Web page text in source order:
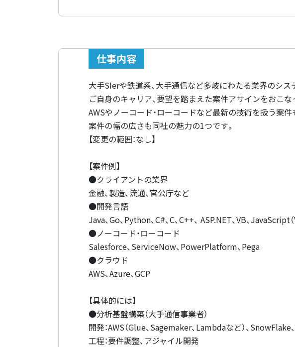
仕事内容
大手SIerや鉄道系、大手通信など多岐にわたる業界のシス
ご自身のキャリア、要望を踏まえた案件アサインをおこな
AWSやノーコード・ローコードなど最新の技術を扱う案件
案件の幅の広さも同社の魅力の1つです。
【変更の範囲：なし】
【案件例】
●クライアントの業界
金融、製造、流通、官公庁など
●開発言語
Java、Go、Python、C#、C、C++、 ASP.NET、VB、
●ノーコード・ローコード
Salesforce、ServiceNow、PowerPlatform、Pega
●クラウド
AWS、Azure、GCP
【具体的には】
●分析基盤構築（大手通信事業者）
開発：AWS（Glue、Sagemaker、Lambdaなど）、SnowFlake
工程：要件調整、アジャイル開発